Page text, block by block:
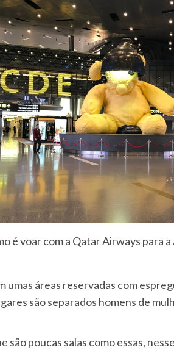
é voar com a Qatar Airways para
umas áreas reservadas com
são separados homens de
são poucas salas como essas,